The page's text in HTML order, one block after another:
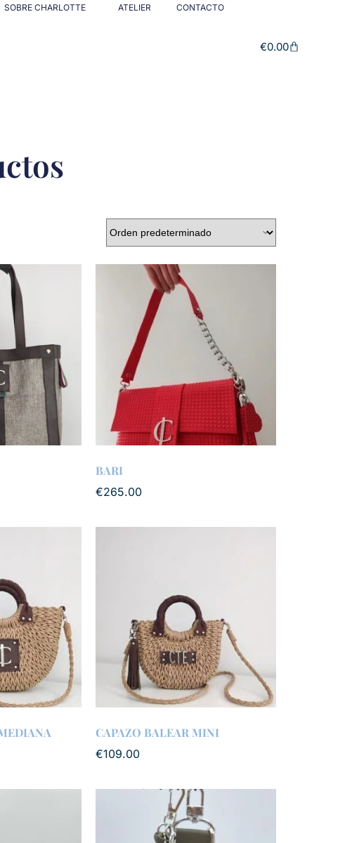
SOBRE CHARLOTTE ATELIER CONTACTO
€0.00
BARI
€265.00
CAPAZO BALEAR MINI
€109.00